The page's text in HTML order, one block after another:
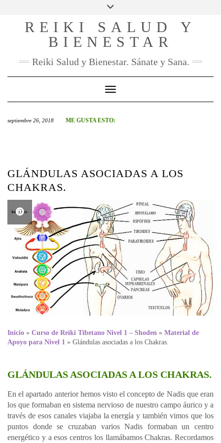
SOCIAL
FACEBOOK
INSTAGRAM
PINTEREST
YOU
TUBE
CONTACTO
REIKI SALUD Y
BIENESTAR
Reiki Salud y Bienestar. Sánate y Sana.
Toggle Navigation
septiembre 26, 2018 ME GUSTA ESTO:
GLÁNDULAS ASOCIADAS A LOS
CHAKRAS.
Inicio » Curso de Reiki Tibetano Nivel 1 – Shoden » Material de
Apoyo para Nivel 1 » Glándulas asociadas a los Chakras.
GLÁNDULAS ASOCIADAS A LOS CHAKRAS.
En el apartado anterior hemos visto el concepto de Nadis que eran
los que formaban en sistema nervioso de nuestro campo áurico y a
través de esos canales viajaba la energía y también vimos que los
puntos donde se cruzaban varios Nadis formaban un centro
energético y a esos centros los llamábamos Chakras. Recordamos